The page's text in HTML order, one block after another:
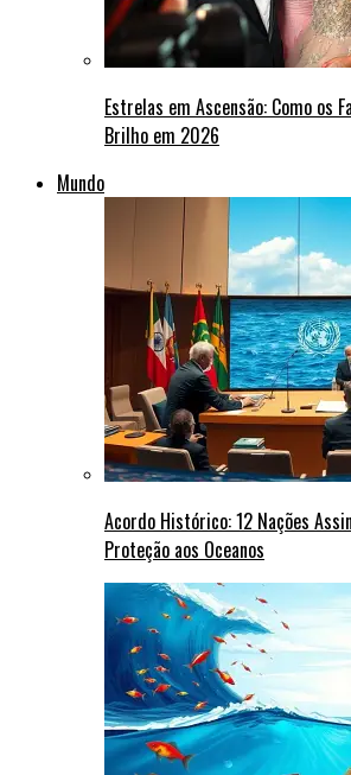
Estrelas em Ascensão: Como os
Brilho em 2026
Mundo
Acordo Histórico: 12 Nações
Proteção aos Oceanos